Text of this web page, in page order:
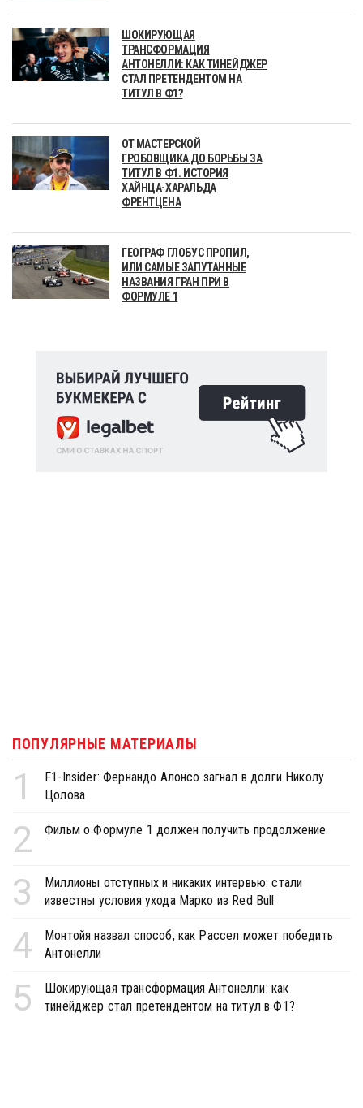
ШОКИРУЮЩАЯ
ТРАНСФОРМАЦИЯ
АНТОНЕЛЛИ: КАК ТИНЕЙДЖЕР
СТАЛ ПРЕТЕНДЕНТОМ НА
ТИТУЛ В Ф1?
ОТ МАСТЕРСКОЙ
ГРОБОВЩИКА ДО БОРЬБЫ ЗА
ТИТУЛ В Ф1. ИСТОРИЯ
ХАЙНЦА-ХАРАЛЬДА
ФРЕНТЦЕНА
ГЕОГРАФ ГЛОБУС ПРОПИЛ,
ИЛИ САМЫЕ ЗАПУТАННЫЕ
НАЗВАНИЯ ГРАН ПРИ В
ФОРМУЛЕ 1
ПОПУЛЯРНЫЕ МАТЕРИАЛЫ
1
F1-Insider: Фернандо Алонсо загнал в долги Николу
Цолова
2 Фильм о Формуле 1 должен получить продолжение
3
Миллионы отступных и никаких интервью: стали
известны условия ухода Марко из Red Bull
4
Монтойя назвал способ, как Рассел может победить
Антонелли
5
Шокирующая трансформация Антонелли: как
тинейджер стал претендентом на титул в Ф1?